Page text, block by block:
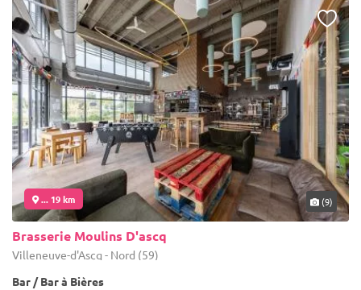
... 19 km (9)
Brasserie Moulins D'ascq
Villeneuve-d'Ascq - Nord (59)
Bar / Bar à Bières